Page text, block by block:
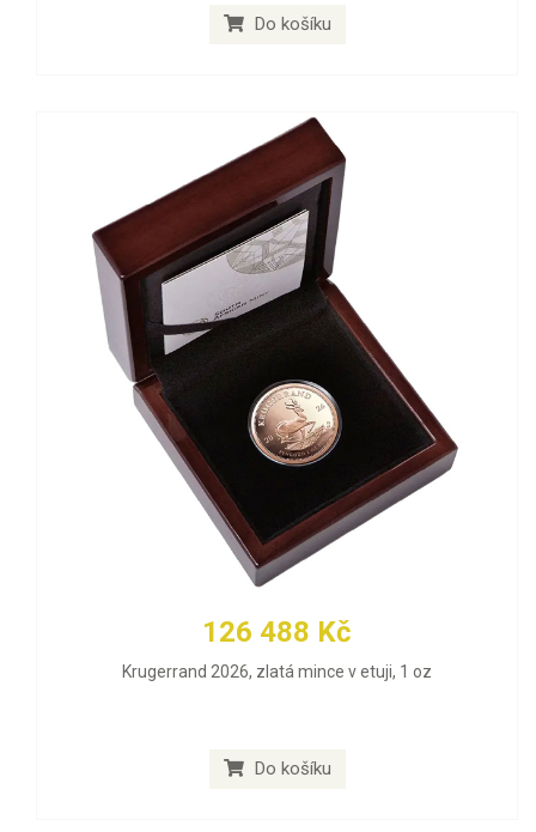
Do košíku
126 488 Kč
Krugerrand 2026, zlatá mince v etuji, 1 oz
Do košíku